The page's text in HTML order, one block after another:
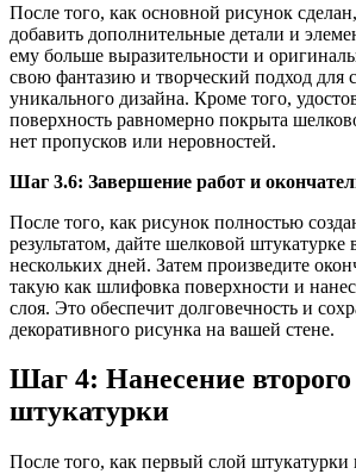
После того, как основной рисунок
добавить дополнительные детали и
ему больше выразительности и
свою фантазию и творческий подход для
уникального дизайна. Кроме того,
поверхность равномерно покрыта
нет пропусков или неровностей.
Шаг 3.6: Завершение работ и
После того, как рисунок полностью
результатом, дайте шелковой штукатурке
нескольких дней. Затем произведите
такую как шлифовка поверхности и
слоя. Это обеспечит долговечность и
декоративного рисунка на вашей стене.
Шаг 4: Нанесение второго
штукатурки
После того, как первый слой штукатурки